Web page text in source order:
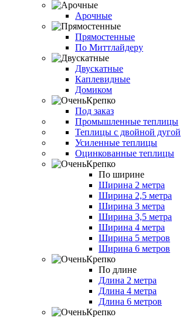
Арочные
Прямостенные
По Миттлайдеру
Двускатные
Каплевидные
Домиком
Под заказ
Промышленные теплицы
Теплицы с двойной дугой
Усиленные теплицы
Оцинкованные теплицы
По ширине
Ширина 2 метра
Ширина 2,5 метра
Ширина 3 метра
Ширина 3,5 метра
Ширина 4 метра
Ширина 5 метров
Ширина 6 метров
По длине
Длина 2 метра
Длина 4 метра
Длина 6 метров